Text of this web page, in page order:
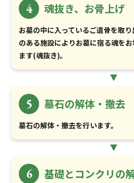
4 魂抜き、お骨上げ
お墓の中に入っているご遺骨を取
のある施設によりお墓に宿る魂を
ます(魂抜き)。
5 墓石の解体・撤去
墓石の解体・撤去を行います。
6 基礎とコンクリの